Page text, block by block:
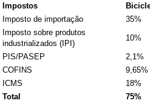
Impostos
Imposto de importação
35%
Imposto sobre produtos
industrializados (IPI)
10%
PIS/PASEP 2,1%
COFINS
9,65%
ICMS
18%
Total
75%